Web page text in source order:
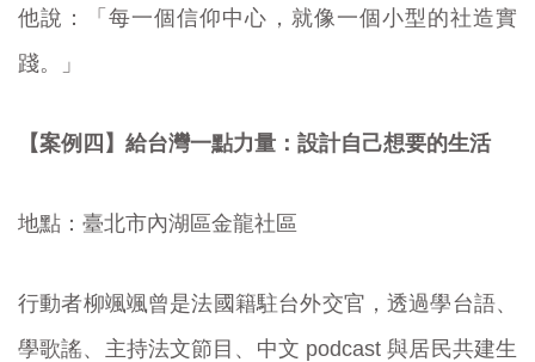
他說：「每一個信仰中心，就像一個小型的社造實
踐。」
【案例四】給台灣一點力量：設計自己想要的生活
地點：臺北市內湖區金龍社區
行動者柳颯颯曾是法國籍駐台外交官，透過學台語、
學歌謠、主持法文節目、中文 podcast 與居民共建生